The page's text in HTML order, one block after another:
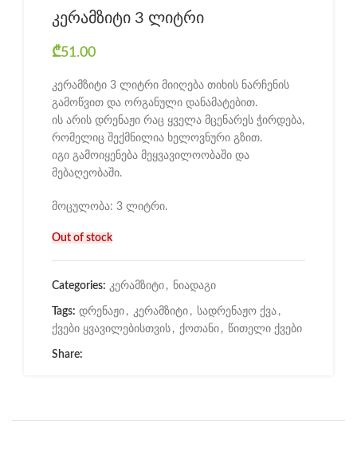
კერამზიტი 3 ლიტრი
₾51.00
კერამზიტი 3 ლიტრი მიიღება თიხის ნარჩენის
გამოწვით და ორგანული დანამატებით.
ის არის დრენაჟი რაც ყველა მცენარეს ჭირდება,
რომელიც შექმნილია ხელოვნური გზით.
იგი გამოიყენება მეყვავილოობაში და
მებაღეობაში.
მოცულობა: 3 ლიტრი.
Out of stock
Categories: კერამზიტი , ნიადაგი
Tags: დრენაჟი , კერამზიტი , სადრენაჟო ქვა ,
ქვები ყვავილებისთვის , ქოთანი , წითელი ქვები
Share: